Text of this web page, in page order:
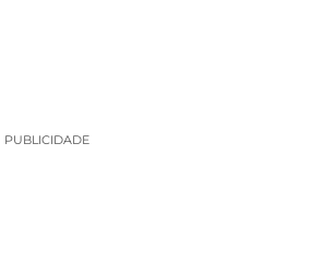
PUBLICIDADE